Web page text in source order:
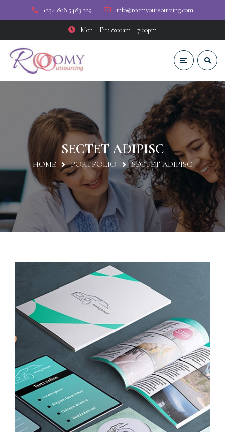
+234 808 5483 229 info@roomyoutsourcing.com
Mon – Fri: 8:00am – 7:00pm
SECTET ADIPISC
HOME PORTFOLIO SECTET ADIPISC